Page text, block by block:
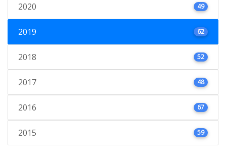
2020 49
2019 62
2018 52
2017 48
2016 67
2015 59